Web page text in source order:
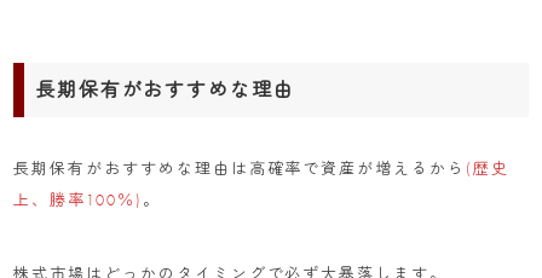
長期保有がおすすめな理由
長期保有がおすすめな理由は高確率で資産が増えるから (歴史
上、勝率100％) 。
株式市場はどっかのタイミングで必ず大暴落します。